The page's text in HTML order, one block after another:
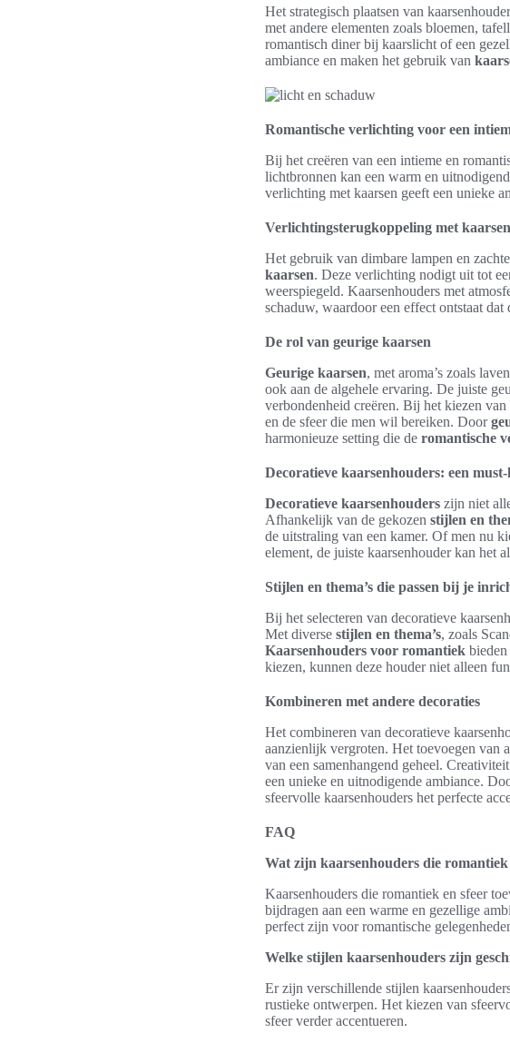
Het strategisch plaatsen van
met andere elementen zoals bloemen,
romantisch diner bij kaarslicht of een
ambiance en maken het gebruik van
Romantische verlichting voor een
Bij het creëren van een intieme en
lichtbronnen kan een warm en
verlichting met kaarsen geeft een unieke
Verlichtingsterugkoppeling met kaarsen
Het gebruik van dimbare lampen en
kaarsen. Deze verlichting nodigt uit tot
weerspiegeld. Kaarsenhouders met
schaduw, waardoor een effect ontstaat
De rol van geurige kaarsen
Geurige kaarsen, met aroma’s zoals
ook aan de algehele ervaring. De juiste
verbondenheid creëren. Bij het kiezen van
en de sfeer die men wil bereiken. Door
harmonieuze setting die de romantische
Decoratieve kaarsenhouders: een
Decoratieve kaarsenhouders zijn niet
Afhankelijk van de gekozen stijlen en
de uitstraling van een kamer. Of men nu
element, de juiste kaarsenhouder kan het
Stijlen en thema’s die passen bij je
Bij het selecteren van decoratieve
Met diverse stijlen en thema’s, zoals
Kaarsenhouders voor romantiek
kiezen, kunnen deze houder niet alleen
Kombineren met andere decoraties
Het combineren van decoratieve
aanzienlijk vergroten. Het toevoegen van
van een samenhangend geheel.
een unieke en uitnodigende ambiance.
sfeervolle kaarsenhouders het perfecte
FAQ
Wat zijn kaarsenhouders die romantiek
Kaarsenhouders die romantiek en sfeer
bijdragen aan een warme en gezellige
perfect zijn voor romantische
Welke stijlen kaarsenhouders zijn
Er zijn verschillende stijlen
rustieke ontwerpen. Het kiezen van
sfeer verder accentueren.